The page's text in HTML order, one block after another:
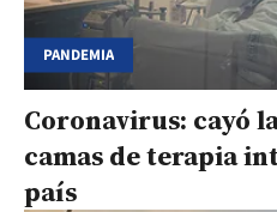
PANDEMIA
Coronavirus: cayó
camas de terapia
país